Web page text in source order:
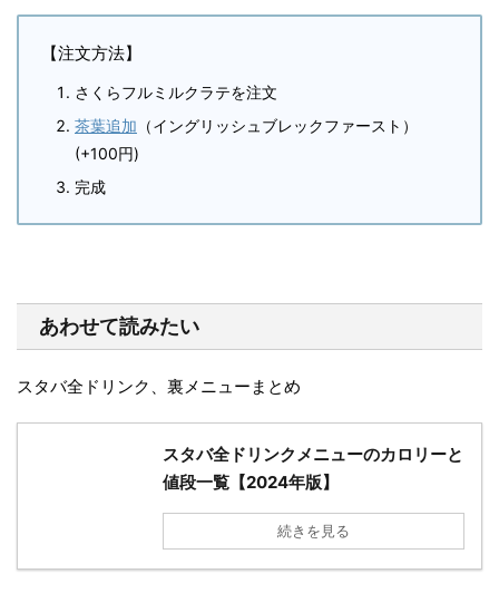
【注文方法】
さくらフルミルクラテを注文
茶葉追加 （イングリッシュブレックファースト）
(+100円)
完成
あわせて読みたい
スタバ全ドリンク、裏メニューまとめ
スタバ全ドリンクメニューのカロリーと
値段一覧【2024年版】
続きを見る